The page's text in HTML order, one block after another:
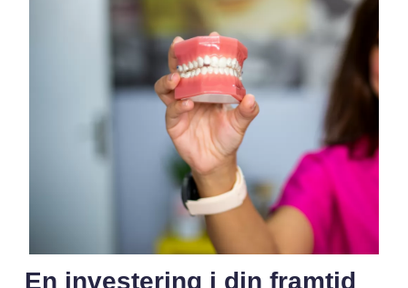
En investering i din framtid